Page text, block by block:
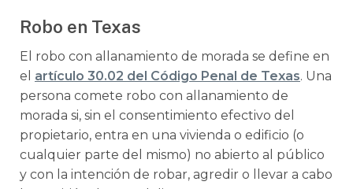
Robo en Texas
El robo con allanamiento de morada se define en
el artículo 30.02 del Código Penal de Texas. Una
persona comete robo con allanamiento de
morada si, sin el consentimiento efectivo del
propietario, entra en una vivienda o edificio (o
cualquier parte del mismo) no abierto al público
y con la intención de robar, agredir o llevar a cabo